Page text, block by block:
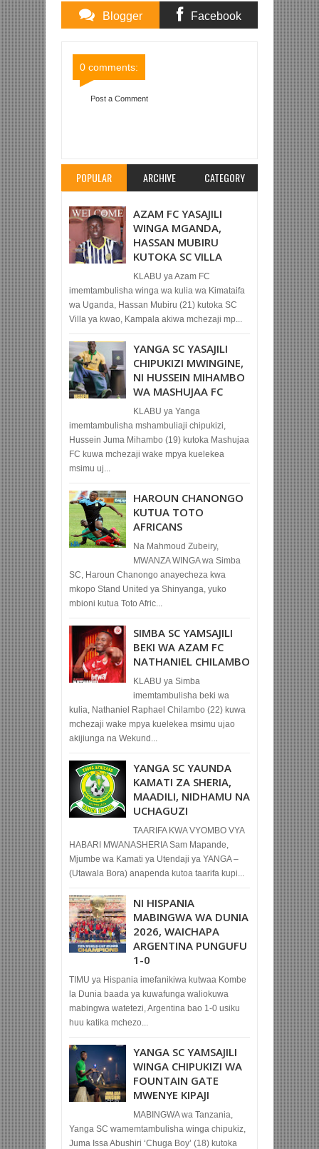
Blogger Facebook
0 comments:
Post a Comment
POPULAR ARCHIVE CATEGORY
AZAM FC YASAJILI
WINGA MGANDA,
HASSAN MUBIRU
KUTOKA SC VILLA
KLABU ya Azam FC
imemtambulisha winga wa kulia wa Kimataifa
wa Uganda, Hassan Mubiru (21) kutoka SC
Villa ya kwao, Kampala akiwa mchezaji mp...
YANGA SC YASAJILI
CHIPUKIZI MWINGINE,
NI HUSSEIN MIHAMBO
WA MASHUJAA FC
KLABU ya Yanga
imemtambulisha mshambuliaji chipukizi,
Hussein Juma Mihambo (19) kutoka Mashujaa
FC kuwa mchezaji wake mpya kuelekea
msimu uj...
HAROUN CHANONGO
KUTUA TOTO
AFRICANS
Na Mahmoud Zubeiry,
MWANZA WINGA wa Simba
SC, Haroun Chanongo anayecheza kwa
mkopo Stand United ya Shinyanga, yuko
mbioni kutua Toto Afric...
SIMBA SC YAMSAJILI
BEKI WA AZAM FC
NATHANIEL CHILAMBO
KLABU ya Simba
imemtambulisha beki wa
kulia, Nathaniel Raphael Chilambo (22) kuwa
mchezaji wake mpya kuelekea msimu ujao
akijiunga na Wekund...
YANGA SC YAUNDA
KAMATI ZA SHERIA,
MAADILI, NIDHAMU NA
UCHAGUZI
TAARIFA KWA VYOMBO VYA
HABARI MWANASHERIA Sam Mapande,
Mjumbe wa Kamati ya Utendaji ya YANGA –
(Utawala Bora) anapenda kutoa taarifa kupi...
NI HISPANIA
MABINGWA WA DUNIA
2026, WAICHAPA
ARGENTINA PUNGUFU
1-0
TIMU ya Hispania imefanikiwa kutwaa Kombe
la Dunia baada ya kuwafunga waliokuwa
mabingwa watetezi, Argentina bao 1-0 usiku
huu katika mchezo...
YANGA SC YAMSAJILI
WINGA CHIPUKIZI WA
FOUNTAIN GATE
MWENYE KIPAJI
MABINGWA wa Tanzania,
Yanga SC wamemtambulisha winga chipukiz,
Juma Issa Abushiri ‘Chuga Boy’ (18) kutoka